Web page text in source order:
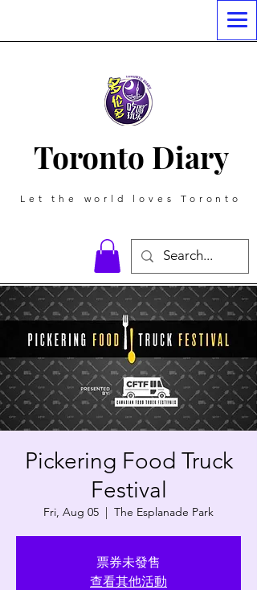
Toronto Diary
Let the world loves Toronto
Pickering Food Truck
Festival
Fri, Aug 05
  |
The Esplanade Park
票券未發售
查看其他活動